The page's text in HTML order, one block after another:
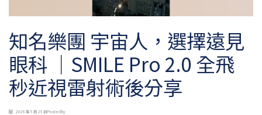
知名樂團 宇宙人，選擇遠見
眼科 ｜SMILE Pro 2.0 全飛
秒近視雷射術後分享
2026 年 5 月 25 日Posted by